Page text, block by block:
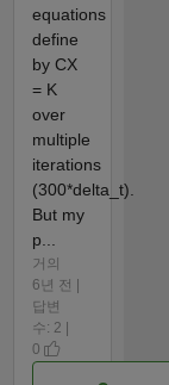
equations
define
by CX
= K
over
multiple
iterations
(300*delta_t).
But my
p...
거의
6년 전 |
답변
수: 2 |
0